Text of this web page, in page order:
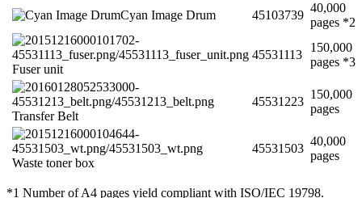
Cyan Image Drum
45103739
40,000
pages *2
Fuser unit
45531113
150,000
pages *3
Transfer Belt
45531223
150,000
pages
Waste toner box
45531503
40,000
pages
*1 Number of A4 pages yield compliant with ISO/IEC 19798.